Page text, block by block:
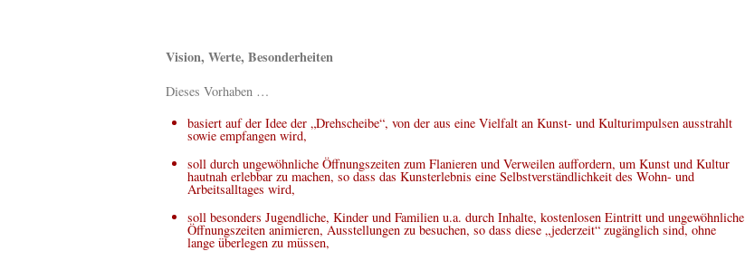
Vision, Werte, Besonderheiten
Dieses Vorhaben …
basiert auf der Idee der „Drehscheibe“, von der aus eine Vielfalt an Kunst- und Kulturimpulsen ausstrahlt
sowie empfangen wird,
soll durch ungewöhnliche Öffnungszeiten zum Flanieren und Verweilen auffordern, um Kunst und Kultur
hautnah erlebbar zu machen, so dass das Kunsterlebnis eine Selbstverständlichkeit des Wohn- und
Arbeitsalltages wird,
soll besonders Jugendliche, Kinder und Familien u.a. durch Inhalte, kostenlosen Eintritt und ungewöhnliche
Öffnungszeiten animieren, Ausstellungen zu besuchen, so dass diese „jederzeit“ zugänglich sind, ohne
lange überlegen zu müssen,